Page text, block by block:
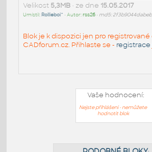
Velikost 5,3MB• ze dne 15.05.2017
Umístil: Rollieboi^ • Autor:rss26• md5:
Blok je k dispozici jen pro
CADforum.cz. Přihlaste se - registrace
Vaše hodnocení:
Nejste přihlášeni - nemůžete
hodnotit blok